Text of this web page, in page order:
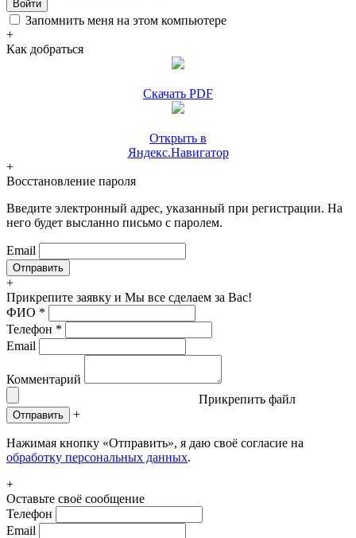
Войти
Запомнить меня на этом компьютере
+
Как добраться
Скачать PDF
Открыть в
Яндекс.Навигатор
+
Восстановление пароля
Введите электронный адрес, указанный при регистрации. На
него будет высланно письмо с паролем.
Email
+
Прикрепите заявку и Мы все сделаем за Вас!
ФИО *
Телефон *
Email
Комментарий
Прикрепить файл
Отправить +
Нажимая кнопку «Отправить», я даю своё согласие на
обработку персональных данных.
+
Оставьте своё сообщение
Телефон
Email